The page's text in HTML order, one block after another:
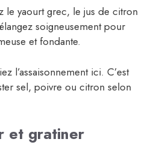
le yaourt grec, le jus de citron
soigneusement pour
et fondante.
l’assaisonnement ici. C’est
sel, poivre ou citron selon
et gratiner